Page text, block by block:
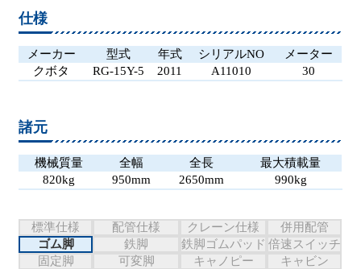
仕様
メーカー 型式 年式 シリアルNO
メーター
クボタ
RG-15Y-5 2011 A11010 30
諸元
機械質量 全幅 全長
最大積載量
820kg
950mm 2650mm 990kg
標準仕様 配管仕様 クレーン仕様
併用配管
ゴム脚
鉄脚 鉄脚ゴムパッド 倍速スイッチ
固定脚
可変脚 キャノピー
キャビン